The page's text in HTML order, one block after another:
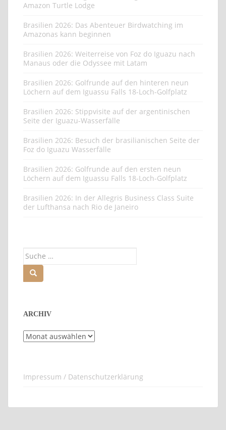
Amazon Turtle Lodge
Brasilien 2026: Das Abenteuer Birdwatching im
Amazonas kann beginnen
Brasilien 2026: Weiterreise von Foz do Iguazu nach
Manaus oder die Odyssee mit Latam
Brasilien 2026: Golfrunde auf den hinteren neun
Löchern auf dem Iguassu Falls 18-Loch-Golfplatz
Brasilien 2026: Stippvisite auf der argentinischen
Seite der Iguazu-Wasserfälle
Brasilien 2026: Besuch der brasilianischen Seite der
Foz do Iguazu Wasserfälle
Brasilien 2026: Golfrunde auf den ersten neun
Löchern auf dem Iguassu Falls 18-Loch-Golfplatz
Brasilien 2026: In der Allegris Business Class Suite
der Lufthansa nach Rio de Janeiro
ARCHIV
Archiv
Impressum / Datenschutzerklärung